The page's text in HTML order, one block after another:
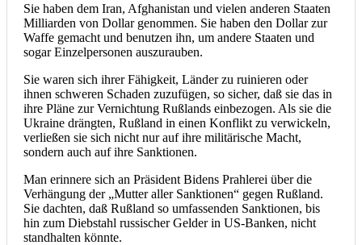
Sie haben dem Iran, Afghanistan und vielen anderen Staaten
Milliarden von Dollar genommen. Sie haben den Dollar zur
Waffe gemacht und benutzen ihn, um andere Staaten und
sogar Einzelpersonen auszurauben.
Sie waren sich ihrer Fähigkeit, Länder zu ruinieren oder
ihnen schweren Schaden zuzufügen, so sicher, daß sie das in
ihre Pläne zur Vernichtung Rußlands einbezogen. Als sie die
Ukraine drängten, Rußland in einen Konflikt zu verwickeln,
verließen sie sich nicht nur auf ihre militärische Macht,
sondern auch auf ihre Sanktionen.
Man erinnere sich an Präsident Bidens Prahlerei über die
Verhängung der „Mutter aller Sanktionen“ gegen Rußland.
Sie dachten, daß Rußland so umfassenden Sanktionen, bis
hin zum Diebstahl russischer Gelder in US-Banken, nicht
standhalten könnte.